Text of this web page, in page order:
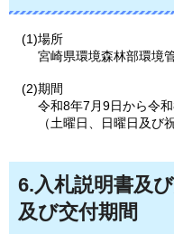
(1)場所
宮崎県環境森林部環境
(2)期間
令和8年7月9日から令
（土曜日、日曜日及び
6.入札説明書及
及び交付期間